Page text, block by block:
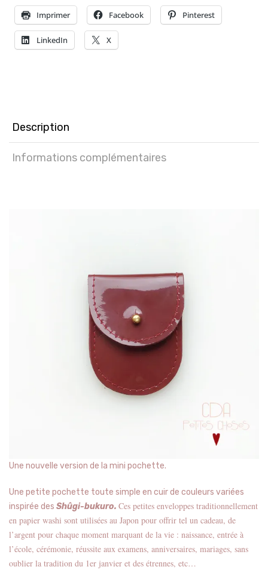
Imprimer Facebook Pinterest
LinkedIn X
Description
Informations complémentaires
Une nouvelle version de la mini pochette.
Une petite pochette toute simple en cuir de couleurs variées
inspirée des Shûgi-bukuro. Ces petites enveloppes traditionnellement
en papier washi sont utilisées au Japon pour offrir tel un cadeau, de
l’argent pour chaque moment marquant de la vie : naissance, entrée à
l’école, cérémonie, réussite aux examens, anniversaires, mariages, sans
oublier la tradition du 1er janvier et des étrennes, etc…